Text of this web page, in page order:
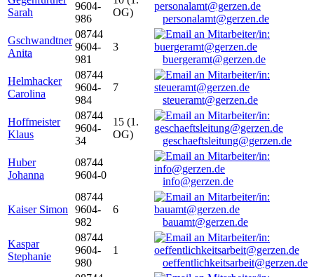
Sarah
9604-
986
OG)
personalamt@gerzen.de
Gschwandtner
Anita
08744
9604-
981
3
buergeramt@gerzen.de
Helmhacker
Carolina
08744
9604-
984
7
steueramt@gerzen.de
Hoffmeister
Klaus
08744
9604-
34
15 (1.
OG)
geschaeftsleitung@gerzen.de
Huber
Johanna
08744
9604-0
info@gerzen.de
Kaiser Simon
08744
9604-
982
6
bauamt@gerzen.de
Kaspar
Stephanie
08744
9604-
980
1
oeffentlichkeitsarbeit@gerzen.de